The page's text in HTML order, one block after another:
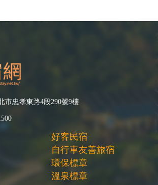
市忠孝東路4段290號9樓
好客民宿
自行車友善旅宿
環保標章
溫泉標章